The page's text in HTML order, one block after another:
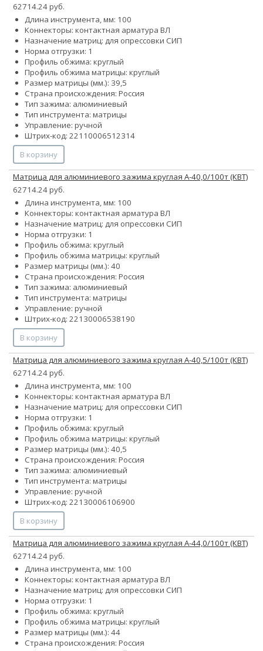
62714.24 руб.
Длина инструмента, мм: 100
Коннекторы: контактная арматура ВЛ
Назначение матриц: для опрессовки СИП
Норма отгрузки: 1
Профиль обжима: круглый
Профиль обжима матрицы: круглый
Размер матрицы (мм.): 39,5
Страна происхождения: Россия
Тип зажима: алюминиевый
Тип инструмента: матрицы
Управление: ручной
Штрих-код: 22110006512314
В корзину
Матрица для алюминиевого зажима круглая А-40,0/100т (КВТ)
62714.24 руб.
Длина инструмента, мм: 100
Коннекторы: контактная арматура ВЛ
Назначение матриц: для опрессовки СИП
Норма отгрузки: 1
Профиль обжима: круглый
Профиль обжима матрицы: круглый
Размер матрицы (мм.): 40
Страна происхождения: Россия
Тип зажима: алюминиевый
Тип инструмента: матрицы
Управление: ручной
Штрих-код: 22130006538190
В корзину
Матрица для алюминиевого зажима круглая А-40,5/100т (КВТ)
62714.24 руб.
Длина инструмента, мм: 100
Коннекторы: контактная арматура ВЛ
Назначение матриц: для опрессовки СИП
Норма отгрузки: 1
Профиль обжима: круглый
Профиль обжима матрицы: круглый
Размер матрицы (мм.): 40,5
Страна происхождения: Россия
Тип зажима: алюминиевый
Тип инструмента: матрицы
Управление: ручной
Штрих-код: 22130006106900
В корзину
Матрица для алюминиевого зажима круглая А-44,0/100т (КВТ)
62714.24 руб.
Длина инструмента, мм: 100
Коннекторы: контактная арматура ВЛ
Назначение матриц: для опрессовки СИП
Норма отгрузки: 1
Профиль обжима: круглый
Профиль обжима матрицы: круглый
Размер матрицы (мм.): 44
Страна происхождения: Россия